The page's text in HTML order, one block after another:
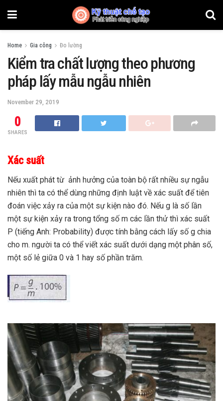
Home Gia công Đo lường
Kiểm tra chất lượng theo phương
pháp lấy mẫu ngẫu nhiên
November 29, 2019
0
SHARES
Xác suất
Nếu xuất phát từ ảnh hưởng của toàn bộ rất nhiều sự ngẫu
nhiên thì ta có thể dùng những định luật về xác suất để tiên
đoán việc xảy ra của một sự kiện nào đó. Nếu g là số lần
một sự kiện xảy ra trong tổng số m các lần thử thì xác suất
P (tiếng Anh: Probability) được tính bằng cách lấy số g chia
cho m. người ta có thể viết xác suất dưới dạng một phân số,
một số lẻ giữa 0 và 1 hay số phần trăm.